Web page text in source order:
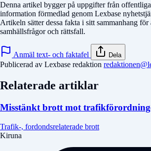
Denna artikel bygger på uppgifter från
information förmedlad genom Lexbase
Artikeln sätter dessa fakta i sitt sammanhang för
samhällsfrågor och rättsfall.
Anmäl text- och faktafel Dela
Publicerad av Lexbase redaktion
Relaterade artiklar
Misstänkt brott mot
Trafik-, fordondsrelaterade brott
Kiruna